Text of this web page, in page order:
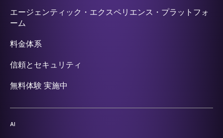
エージェンティック・エクスペリエンス・プラットフォ
ーム
料金体系
信頼とセキュリティ
無料体験 実施中
AI